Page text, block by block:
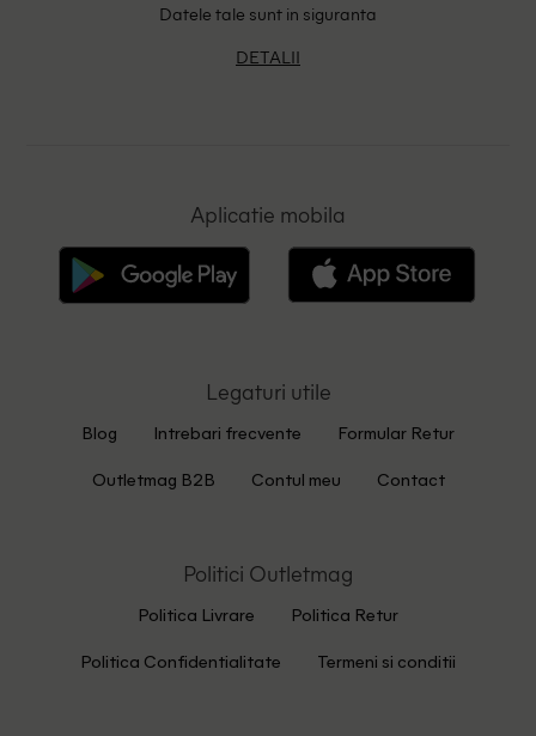
Datele tale sunt in siguranta
DETALII
Aplicatie mobila
Legaturi utile
Blog Intrebari frecvente Formular Retur
Outletmag B2B Contul meu Contact
Politici Outletmag
Politica Livrare Politica Retur
Politica Confidentialitate Termeni si conditii